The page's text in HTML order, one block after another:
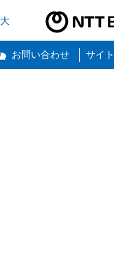
大
NTT東日本公式サイ
お問い合わせ サイ